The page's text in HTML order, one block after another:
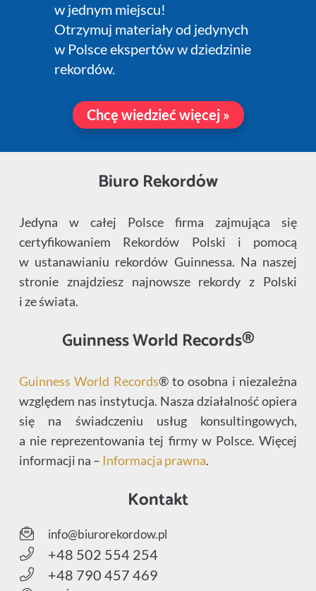
w jednym miejscu!
Otrzymuj materiały od jedynych
w Polsce ekspertów w dziedzinie
rekordów.
Chcę wiedzieć więcej »
Biuro Rekordów
Jedyna w całej Polsce firma zajmująca się
certyfikowaniem Rekordów Polski i pomocą
w ustanawianiu rekordów Guinnessa. Na naszej
stronie znajdziesz najnowsze rekordy z Polski
i ze świata.
Guinness World Records®
Guinness World Records® to osobna i niezależna
względem nas instytucja. Nasza działalność opiera
się na świadczeniu usług konsultingowych,
a nie reprezentowania tej firmy w Polsce. Więcej
informacji na – Informacja prawna.
Kontakt
info@biurorekordow.pl
+48 502 554 254
+48 790 457 469